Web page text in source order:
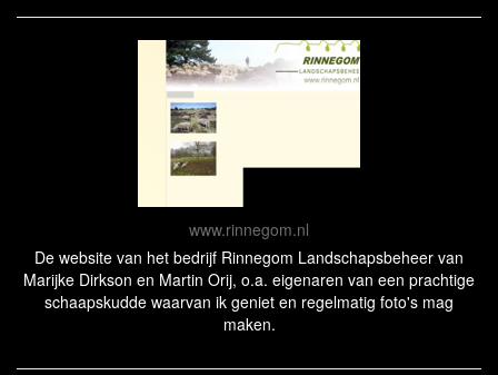
www.rinnegom.nl
De website van het bedrijf Rinnegom Landschapsbeheer van
Marijke Dirkson en Martin Orij, o.a. eigenaren van een prachtige
schaapskudde waarvan ik geniet en regelmatig foto's mag
maken.